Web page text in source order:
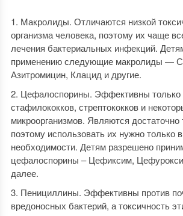
Макролиды. Отличаются низкой
организма человека, поэтому их чаще
лечения бактериальных инфекций.
применению следующие макролиды —
Азитромицин, Клацид и другие.
Цефалоспорины. Эффективны только
стафилококков, стрептококков и
микроорганизмов. Являются
поэтому использовать их нужно только
необходимости. Детям разрешено
цефалоспорины – Цефиксим,
далее.
Пенициллины. Эффективны против
вредоносных бактерий, а токсичность